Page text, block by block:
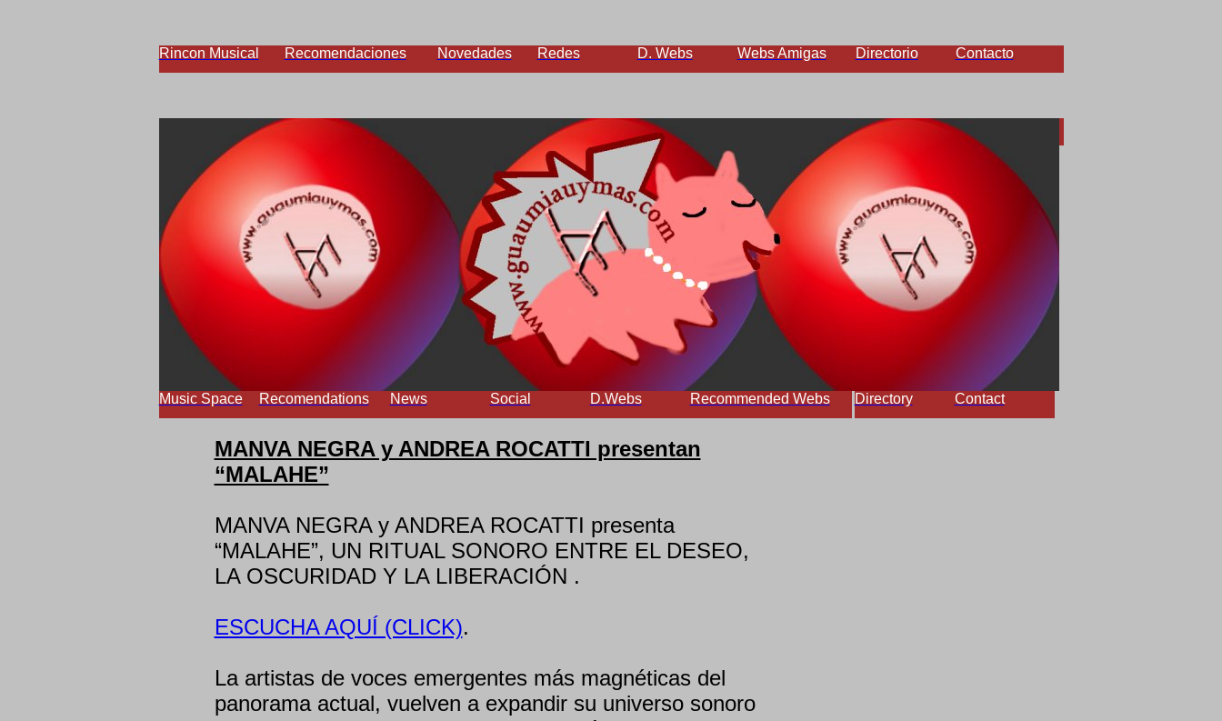
Rincon Musical Recomendaciones Novedades Redes D. Webs Webs Amigas Directorio Contacto
Music Space Recomendations News Social D.Webs Recommended Webs Directory Contact
MANVA NEGRA y ANDREA ROCATTI presentan
“MALAHE”
MANVA NEGRA y ANDREA ROCATTI presenta
“MALAHE”, UN RITUAL SONORO ENTRE EL DESEO,
LA OSCURIDAD Y LA LIBERACIÓN .
ESCUCHA AQUÍ (CLICK).
La artistas de voces emergentes más magnéticas del
panorama actual, vuelven a expandir su universo sonoro